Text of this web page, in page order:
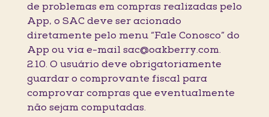
de problemas em compras realizadas pelo
App, o SAC deve ser acionado
diretamente pelo menu “Fale Conosco” do
App ou via e-mail sac@oakberry.com.
2.10. O usuário deve obrigatoriamente
guardar o comprovante fiscal para
comprovar compras que eventualmente
não sejam computadas.